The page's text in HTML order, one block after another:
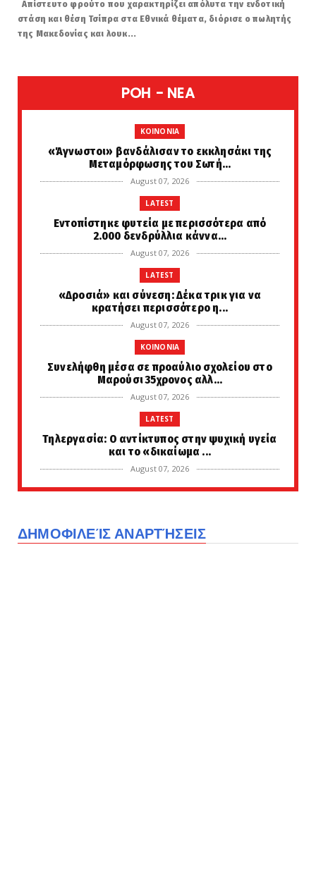
Απίστευτο φρούτο που χαρακτηρίζει απόλυτα την ενδοτική
στάση και θέση Τσίπρα στα Εθνικά θέματα, διόρισε ο πωλητής
της Μακεδονίας και λουκ...
POH - NEA
KOINONIA
«Άγνωστοι» βανδάλισαν το εκκλησάκι της
Μεταμόρφωσης του Σωτή...
August 07, 2026
LATEST
Εντοπίστηκε φυτεία με περισσότερα από
2.000 δενδρύλλια κάννα...
August 07, 2026
LATEST
«Δροσιά» και σύνεση: Δέκα τρικ για να
κρατήσει περισσότερο η...
August 07, 2026
KOINONIA
Συνελήφθη μέσα σε προαύλιο σχολείου στο
Μαρούσι 35χρονος αλλ...
August 07, 2026
LATEST
Τηλεργασία: Ο αντίκτυπος στην ψυχική υγεία
και το «δικαίωμα ...
August 07, 2026
PERIVALLON
August 07, 2026
ΔΗΜΟΦΙΛΕΊΣ ΑΝΑΡΤΉΣΕΙΣ